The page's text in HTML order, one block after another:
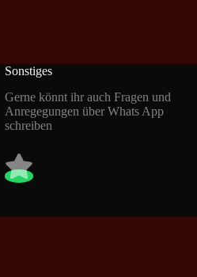
Sonstiges
Gerne könnt ihr auch Fragen und
Anregegungen über Whats App
schreiben